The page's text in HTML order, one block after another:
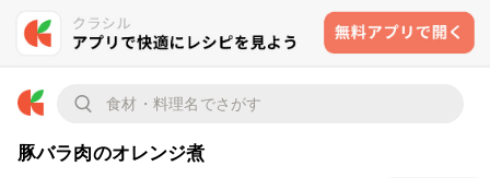
豚バラ肉のオレンジ煮